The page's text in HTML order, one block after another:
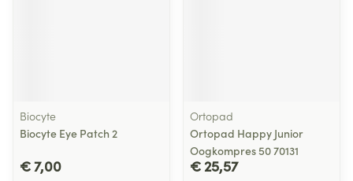
Biocyte
Biocyte Eye Patch 2
€ 7,00
Ortopad
Ortopad Happy Junior
Oogkompres 50 70131
€ 25,57